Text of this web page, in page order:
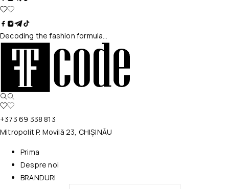
Decoding the fashion formula…
+373 69 338 813
Mitropolit P. Movilă 23, CHIȘINĂU
Prima
Despre noi
BRANDURI